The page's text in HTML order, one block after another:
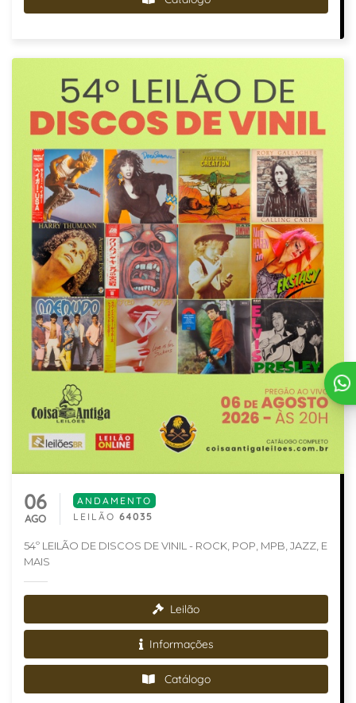
06
AGO
ANDAMENTO
LEILÃO 64035
54º LEILÃO DE DISCOS DE VINIL - ROCK, POP, MPB, JAZZ, E
MAIS
Leilão
Informações
Catálogo